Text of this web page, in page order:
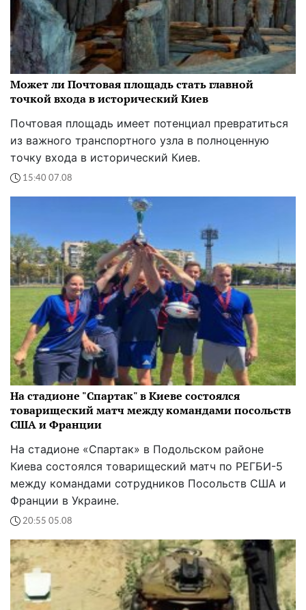
Может ли Почтовая площадь стать главной
точкой входа в исторический Киев
Почтовая площадь имеет потенциал превратиться
из важного транспортного узла в полноценную
точку входа в исторический Киев.
15:40 07.08
На стадионе "Спартак" в Киеве состоялся
товарищеский матч между командами посольств
США и Франции
На стадионе «Спартак» в Подольском районе
Киева состоялся товарищеский матч по РЕГБИ-5
между командами сотрудников Посольств США и
Франции в Украине.
20:55 05.08